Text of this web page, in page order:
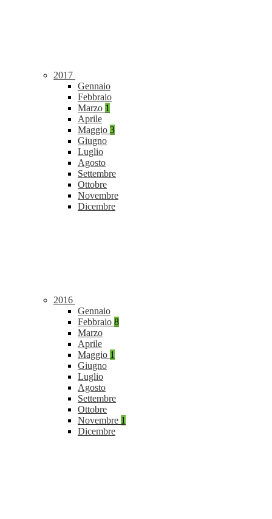
2017
Gennaio
Febbraio
Marzo 1
Aprile
Maggio 3
Giugno
Luglio
Agosto
Settembre
Ottobre
Novembre
Dicembre
2016
Gennaio
Febbraio 8
Marzo
Aprile
Maggio 1
Giugno
Luglio
Agosto
Settembre
Ottobre
Novembre 1
Dicembre